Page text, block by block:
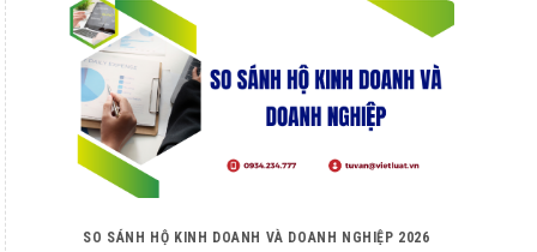
SO SÁNH HỘ KINH DOANH VÀ DOANH NGHIỆP 2026